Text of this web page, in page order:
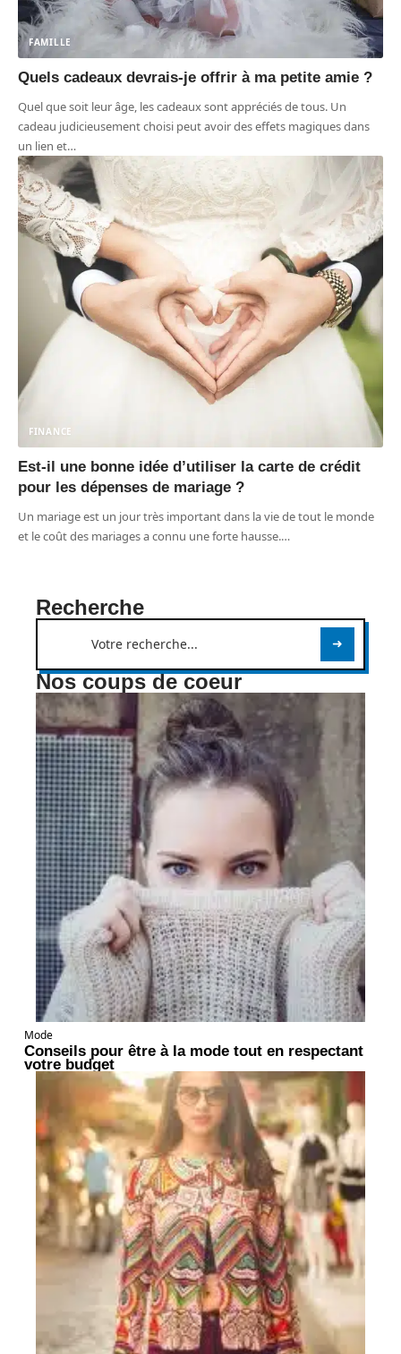
FAMILLE
Quels cadeaux devrais-je offrir à ma petite amie ?
Quel que soit leur âge, les cadeaux sont appréciés de tous. Un
cadeau judicieusement choisi peut avoir des effets magiques dans
un lien et…
FINANCE
Est-il une bonne idée d’utiliser la carte de crédit
pour les dépenses de mariage ?
Un mariage est un jour très important dans la vie de tout le monde
et le coût des mariages a connu une forte hausse.…
Recherche
Nos coups de coeur
Mode
Conseils pour être à la mode tout en respectant
votre budget